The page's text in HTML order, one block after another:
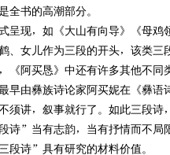
书的高潮部分。
现，如《大山有向导》《母鸡
、女儿作为三段的开头，该类
《阿买恳》中还有许多其他不
早由彝族诗论家阿买妮在《彝
须讲，叙事就行了。如此三段
”当有志韵，当有抒情而不局
段诗”具有研究的材料价值。